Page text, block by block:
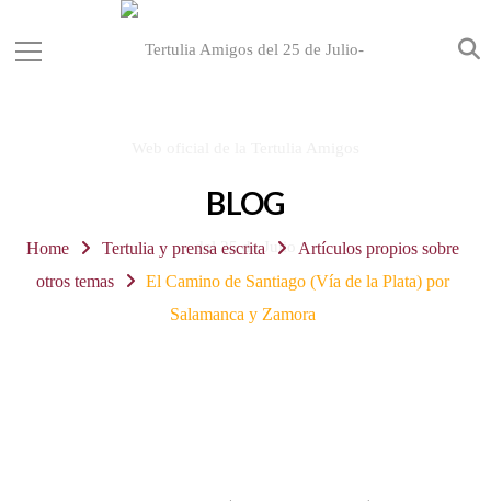
BLOG
Home Tertulia y prensa escrita
Artículos propios sobre
otros temas
El Camino de Santiago (Vía de la Plata) por
Salamanca y Zamora